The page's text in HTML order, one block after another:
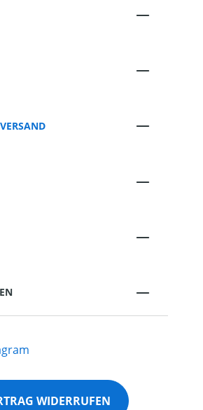
WIDERRUFEN